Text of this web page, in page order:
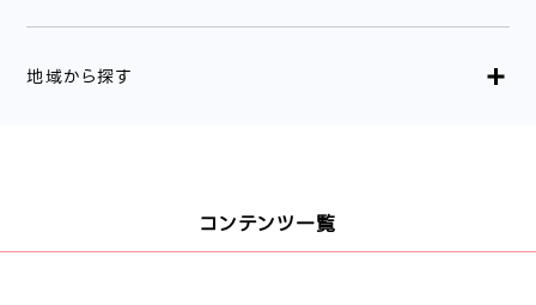
地域から探す
コンテンツ一覧